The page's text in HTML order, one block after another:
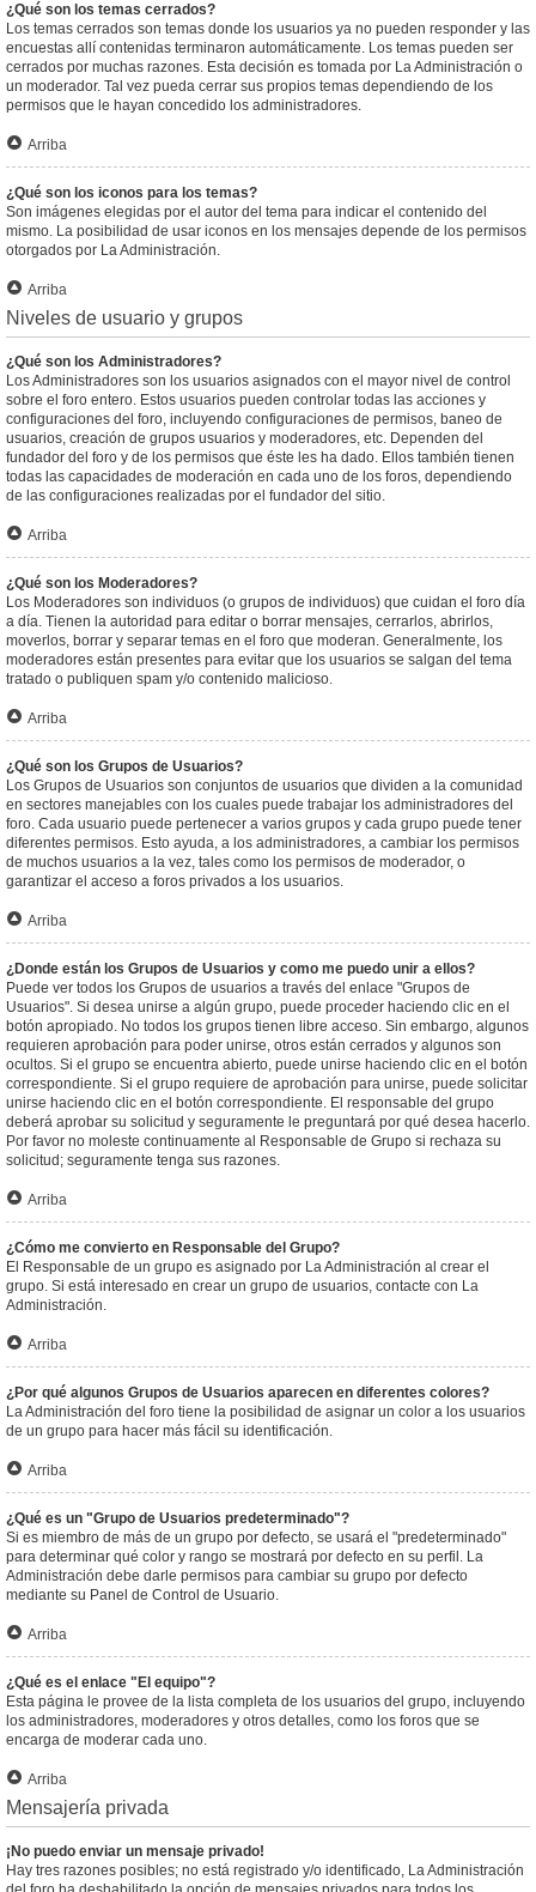
¿Qué son los temas cerrados?
Los temas cerrados son temas donde los usuarios ya no pueden responder y las
encuestas allí contenidas terminaron automáticamente. Los temas pueden ser
cerrados por muchas razones. Esta decisión es tomada por La Administración o
un moderador. Tal vez pueda cerrar sus propios temas dependiendo de los
permisos que le hayan concedido los administradores.
Arriba
¿Qué son los iconos para los temas?
Son imágenes elegidas por el autor del tema para indicar el contenido del
mismo. La posibilidad de usar iconos en los mensajes depende de los permisos
otorgados por La Administración.
Arriba
Niveles de usuario y grupos
¿Qué son los Administradores?
Los Administradores son los usuarios asignados con el mayor nivel de control
sobre el foro entero. Estos usuarios pueden controlar todas las acciones y
configuraciones del foro, incluyendo configuraciones de permisos, baneo de
usuarios, creación de grupos usuarios y moderadores, etc. Dependen del
fundador del foro y de los permisos que éste les ha dado. Ellos también tienen
todas las capacidades de moderación en cada uno de los foros, dependiendo
de las configuraciones realizadas por el fundador del sitio.
Arriba
¿Qué son los Moderadores?
Los Moderadores son individuos (o grupos de individuos) que cuidan el foro día
a día. Tienen la autoridad para editar o borrar mensajes, cerrarlos, abrirlos,
moverlos, borrar y separar temas en el foro que moderan. Generalmente, los
moderadores están presentes para evitar que los usuarios se salgan del tema
tratado o publiquen spam y/o contenido malicioso.
Arriba
¿Qué son los Grupos de Usuarios?
Los Grupos de Usuarios son conjuntos de usuarios que dividen a la comunidad
en sectores manejables con los cuales puede trabajar los administradores del
foro. Cada usuario puede pertenecer a varios grupos y cada grupo puede tener
diferentes permisos. Esto ayuda, a los administradores, a cambiar los permisos
de muchos usuarios a la vez, tales como los permisos de moderador, o
garantizar el acceso a foros privados a los usuarios.
Arriba
¿Donde están los Grupos de Usuarios y como me puedo unir a ellos?
Puede ver todos los Grupos de usuarios a través del enlace "Grupos de
Usuarios". Si desea unirse a algún grupo, puede proceder haciendo clic en el
botón apropiado. No todos los grupos tienen libre acceso. Sin embargo, algunos
requieren aprobación para poder unirse, otros están cerrados y algunos son
ocultos. Si el grupo se encuentra abierto, puede unirse haciendo clic en el botón
correspondiente. Si el grupo requiere de aprobación para unirse, puede solicitar
unirse haciendo clic en el botón correspondiente. El responsable del grupo
deberá aprobar su solicitud y seguramente le preguntará por qué desea hacerlo.
Por favor no moleste continuamente al Responsable de Grupo si rechaza su
solicitud; seguramente tenga sus razones.
Arriba
¿Cómo me convierto en Responsable del Grupo?
El Responsable de un grupo es asignado por La Administración al crear el
grupo. Si está interesado en crear un grupo de usuarios, contacte con La
Administración.
Arriba
¿Por qué algunos Grupos de Usuarios aparecen en diferentes colores?
La Administración del foro tiene la posibilidad de asignar un color a los usuarios
de un grupo para hacer más fácil su identificación.
Arriba
¿Qué es un "Grupo de Usuarios predeterminado"?
Si es miembro de más de un grupo por defecto, se usará el "predeterminado"
para determinar qué color y rango se mostrará por defecto en su perfil. La
Administración debe darle permisos para cambiar su grupo por defecto
mediante su Panel de Control de Usuario.
Arriba
¿Qué es el enlace "El equipo"?
Esta página le provee de la lista completa de los usuarios del grupo, incluyendo
los administradores, moderadores y otros detalles, como los foros que se
encarga de moderar cada uno.
Arriba
Mensajería privada
¡No puedo enviar un mensaje privado!
Hay tres razones posibles; no está registrado y/o identificado, La Administración